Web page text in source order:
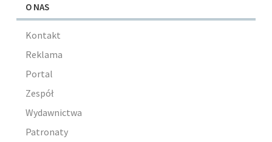
O NAS
Kontakt
Reklama
Portal
Zespół
Wydawnictwa
Patronaty